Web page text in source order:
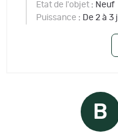
Etat de l'objet : Neuf
Puissance : De 2 à 3
B